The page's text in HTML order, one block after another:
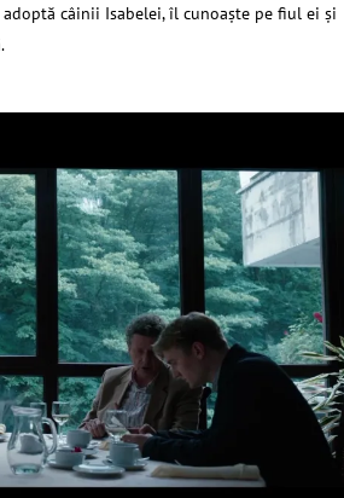
câinii Isabelei, îl cunoaşte pe fiul ei şi